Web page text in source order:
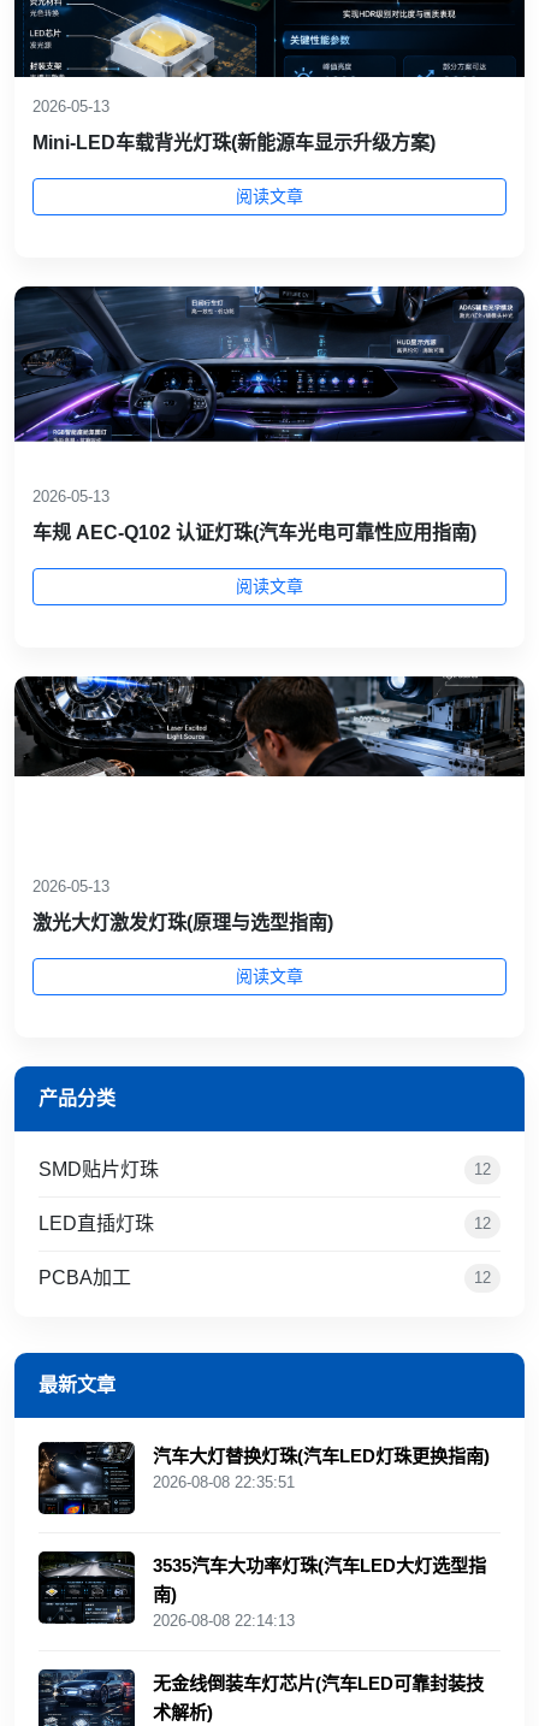
2026-05-13
Mini‑LED车载背光灯珠(新能源车显示升级方案)
阅读文章
2026-05-13
车规 AEC‑Q102 认证灯珠(汽车光电可靠性应用指南)
阅读文章
2026-05-13
激光大灯激发灯珠(原理与选型指南)
阅读文章
产品分类
SMD贴片灯珠 12
LED直插灯珠 12
PCBA加工 12
最新文章
汽车大灯替换灯珠(汽车LED灯珠更换指南)
2026-08-08 22:35:51
3535汽车大功率灯珠(汽车LED大灯选型指
南)
2026-08-08 22:14:13
无金线倒装车灯芯片(汽车LED可靠封装技
术解析)